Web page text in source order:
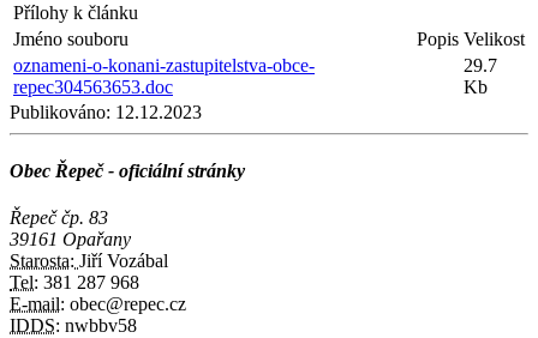
Přílohy k článku
Jméno souboru
Popis Velikost
oznameni-o-konani-zastupitelstva-obce-
repec304563653.doc
29.7
Kb
Publikováno: 12.12.2023
Obec Řepeč - oficiální stránky
Řepeč čp. 83
39161 Opařany
Starosta: Jiří Vozábal
Tel: 381 287 968
E-mail: obec@repec.cz
IDDS: nwbbv58